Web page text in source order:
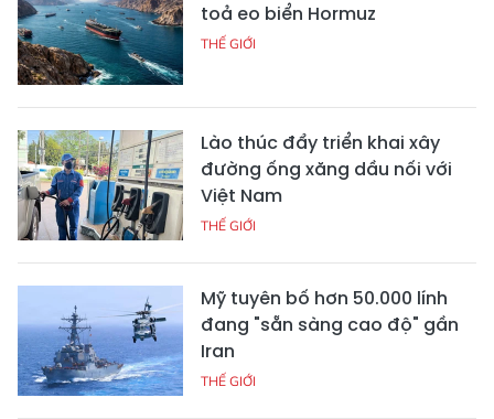
toả eo biển Hormuz
THẾ GIỚI
Lào thúc đẩy triển khai xây
đường ống xăng dầu nối với
Việt Nam
THẾ GIỚI
Mỹ tuyên bố hơn 50.000 lính
đang "sẵn sàng cao độ" gần
Iran
THẾ GIỚI